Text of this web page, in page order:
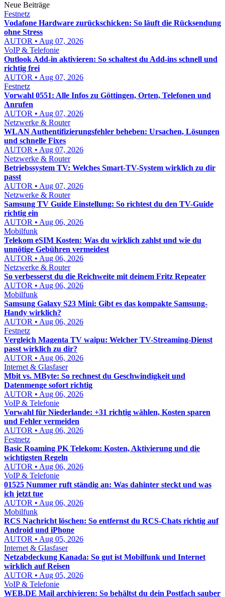
Neue Beiträge
Festnetz
Vodafone Hardware zurückschicken: So läuft die Rücksendung
ohne Stress
AUTOR • Aug 07, 2026
VoIP & Telefonie
Outlook Add-in aktivieren: So schaltest du Add-ins schnell und
richtig frei
AUTOR • Aug 07, 2026
Festnetz
Vorwahl 0551: Alle Infos zu Göttingen, Orten, Telefonen und
Anrufen
AUTOR • Aug 07, 2026
Netzwerke & Router
WLAN Authentifizierungsfehler beheben: Ursachen, Lösungen
und schnelle Fixes
AUTOR • Aug 07, 2026
Netzwerke & Router
Betriebssystem TV: Welches Smart-TV-System wirklich zu dir
passt
AUTOR • Aug 07, 2026
Netzwerke & Router
Samsung TV Guide Einstellung: So richtest du den TV-Guide
richtig ein
AUTOR • Aug 06, 2026
Mobilfunk
Telekom eSIM Kosten: Was du wirklich zahlst und wie du
unnötige Gebühren vermeidest
AUTOR • Aug 06, 2026
Netzwerke & Router
So verbesserst du die Reichweite mit deinem Fritz Repeater
AUTOR • Aug 06, 2026
Mobilfunk
Samsung Galaxy S23 Mini: Gibt es das kompakte Samsung-
Handy wirklich?
AUTOR • Aug 06, 2026
Festnetz
Vergleich Magenta TV waipu: Welcher TV-Streaming-Dienst
passt wirklich zu dir?
AUTOR • Aug 06, 2026
Internet & Glasfaser
Mbit vs. MByte: So rechnest du Geschwindigkeit und
Datenmenge sofort richtig
AUTOR • Aug 06, 2026
VoIP & Telefonie
Vorwahl für Niederlande: +31 richtig wählen, Kosten sparen
und Fehler vermeiden
AUTOR • Aug 06, 2026
Festnetz
Basic Roaming PK Telekom: Kosten, Aktivierung und die
wichtigsten Regeln
AUTOR • Aug 06, 2026
VoIP & Telefonie
01525 Nummer ruft ständig an: Was dahinter steckt und was
ich jetzt tue
AUTOR • Aug 06, 2026
Mobilfunk
RCS Nachricht löschen: So entfernst du RCS-Chats richtig auf
Android und iPhone
AUTOR • Aug 05, 2026
Internet & Glasfaser
Netzabdeckung Kanada: So gut ist Mobilfunk und Internet
wirklich auf Reisen
AUTOR • Aug 05, 2026
VoIP & Telefonie
WEB.DE Mail archivieren: So behältst du dein Postfach sauber